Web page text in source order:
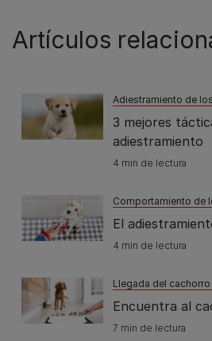
Artículos
Adiestramiento de
3 mejores
adiestramiento
4 min de lectura
Comportamiento de
El
4 min de lectura
Llegada del cachorro
Encuentra al
7 min de lectura